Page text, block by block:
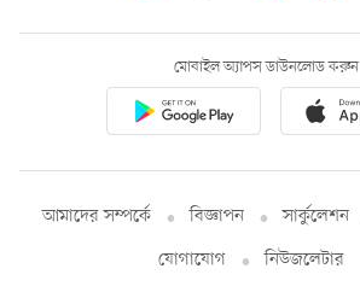
মোবাইল অ্যাপস ডাউনলোড করুন
আমাদের সম্পর্কে বিজ্ঞাপন সার্কুলেশন
যোগাযোগ
নিউজলেটার